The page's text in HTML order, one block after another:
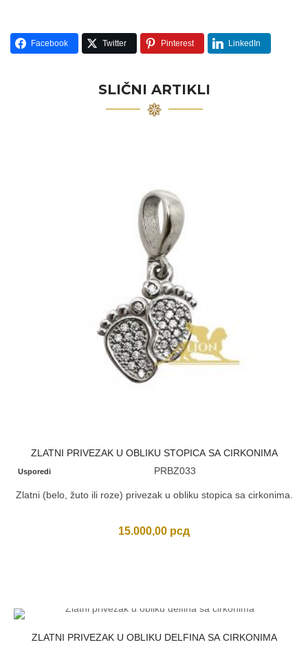
Facebook Twitter Pinterest LinkedIn
SLIČNI ARTIKLI
ZLATNI PRIVEZAK U OBLIKU STOPICA SA CIRKONIMA
Usporedi PRBZ033
Zlatni (belo, žuto ili roze) privezak u obliku stopica sa cirkonima.
15.000,00 рсд
ZLATNI PRIVEZAK U OBLIKU DELFINA SA CIRKONIMA